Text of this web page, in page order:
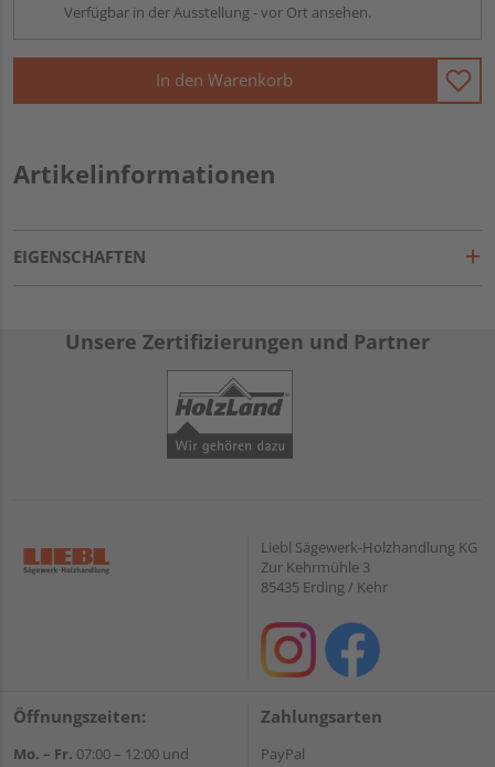
Verfügbar in der Ausstellung - vor Ort ansehen.
In den Warenkorb
Artikelinformationen
EIGENSCHAFTEN
Unsere Zertifizierungen und Partner
Liebl Sägewerk-Holzhandlung KG
Zur Kehrmühle 3
85435 Erding / Kehr
Öffnungszeiten:
Mo. – Fr. 07:00 – 12:00 und
Zahlungsarten
PayPal